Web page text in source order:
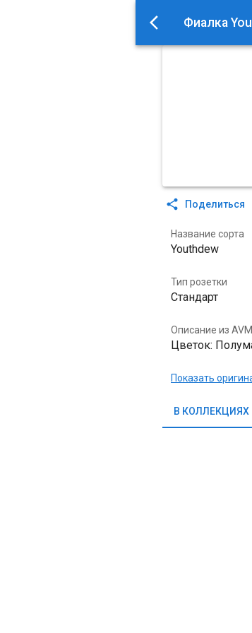
Фиалка
Поделиться
Название сорта
Youthdew
Тип розетки
Стандарт
Описание из
Цветок:
Показать
В КОЛЛЕКЦИЯХ